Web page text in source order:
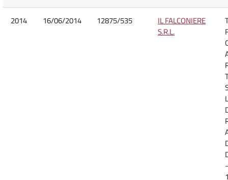
2014 16/06/2014 12875/535
IL FALCONIERE
S.R.L.